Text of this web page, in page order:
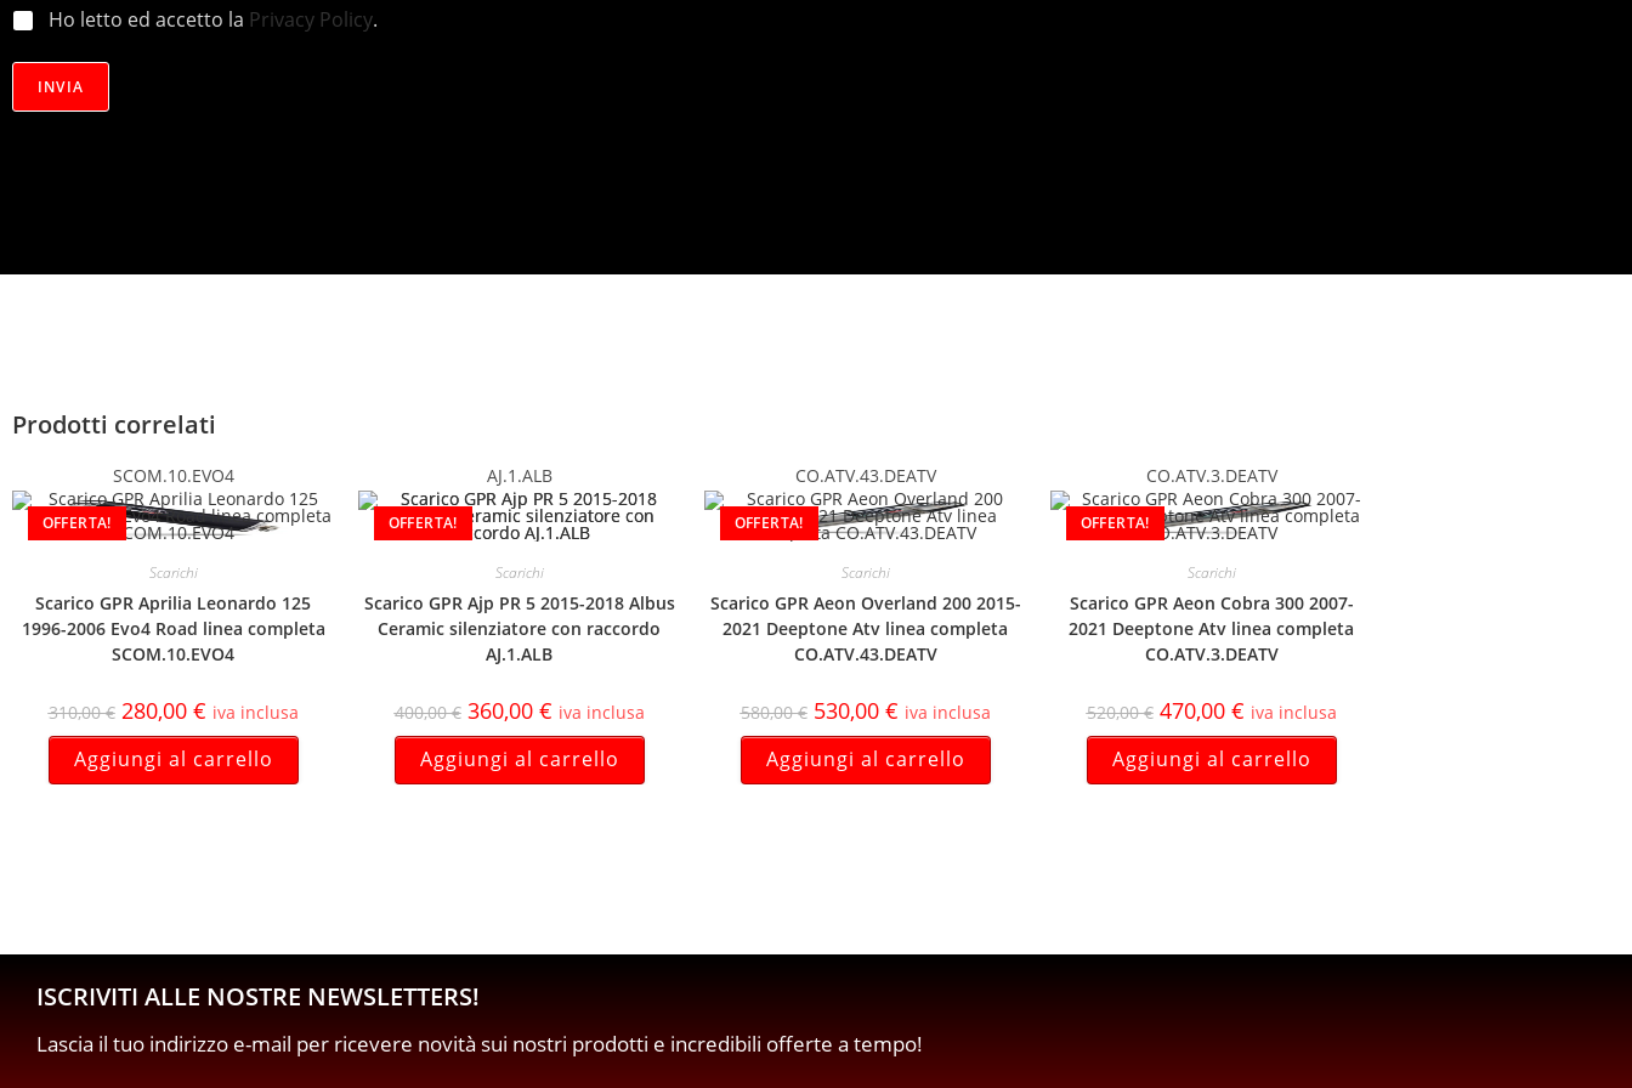
p
i
a
Ho letto ed accetto la Privacy Policy.
INVIA
Prodotti correlati
SCOM.10.EVO4
OFFERTA!
Scarichi
Scarico GPR Aprilia Leonardo 125
1996-2006 Evo4 Road linea completa
SCOM.10.EVO4
310,00€ 280,00 € iva inclusa
Aggiungi al carrello
AJ.1.ALB
OFFERTA!
Scarichi
Scarico GPR Ajp PR 5 2015-2018 Albus
Ceramic silenziatore con raccordo
AJ.1.ALB
400,00€ 360,00 € iva inclusa
Aggiungi al carrello
CO.ATV.43.DEATV
OFFERTA!
Scarichi
Scarico GPR Aeon Overland 200 2015-
2021 Deeptone Atv linea completa
CO.ATV.43.DEATV
580,00€ 530,00 € iva inclusa
Aggiungi al carrello
CO.ATV.3.DEATV
OFFERTA!
Scarichi
Scarico GPR Aeon Cobra 300 2007-
2021 Deeptone Atv linea completa
CO.ATV.3.DEATV
520,00€ 470,00 € iva inclusa
Aggiungi al carrello
ISCRIVITI ALLE NOSTRE NEWSLETTERS!
Lascia il tuo indirizzo e-mail per ricevere novità sui nostri prodotti e incredibili offerte a tempo!